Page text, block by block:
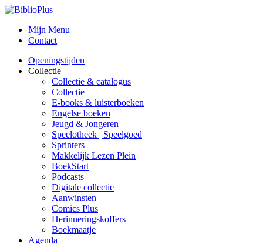
Mijn Menu
Contact
Openingstijden
Collectie
Collectie & catalogus
Collectie
E-books & luisterboeken
Engelse boeken
Jeugd & Jongeren
Speelotheek | Speelgoed
Sprinters
Makkelijk Lezen Plein
BoekStart
Podcasts
Digitale collectie
Aanwinsten
Comics Plus
Herinneringskoffers
Boekmaatje
Agenda